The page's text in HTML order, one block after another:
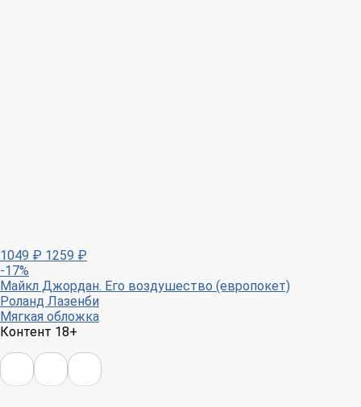
1049 ₽ 1259 ₽
-17%
Майкл Джордан. Его воздушество (европокет)
Роланд Лазенби
Мягкая обложка
Контент 18+